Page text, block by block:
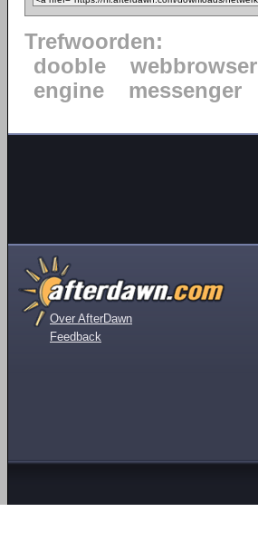
Trefwoorden:
dooble
webbrowser
engine
messenger
Over AfterDawn
Feedback